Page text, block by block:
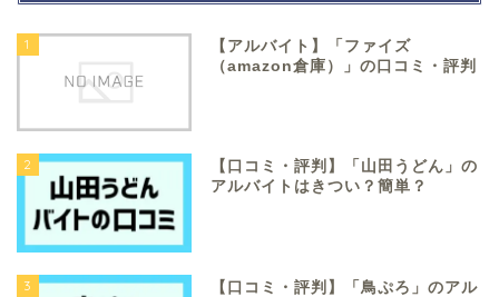
1
【アルバイト】「ファイズ
（amazon倉庫）」の口コミ・評判
2
【口コミ・評判】「山田うどん」の
アルバイトはきつい？簡単？
3
【口コミ・評判】「鳥ぷろ」のアル